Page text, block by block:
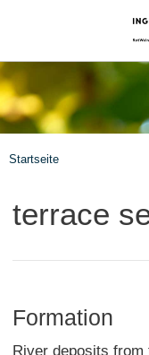
Startseite
terrace
Formation
River deposits from